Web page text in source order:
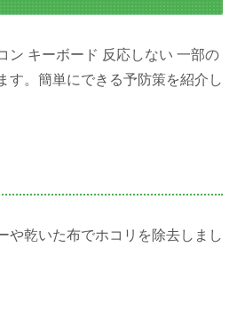
ン キーボード 反応しない 一部の
す。簡単にできる予防策を紹介し
や乾いた布でホコリを除去しまし